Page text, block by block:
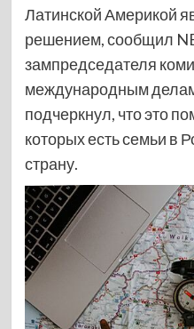
Латинской Америкой
решением, сообщил
зампредседателя
международным
подчеркнул, что это
которых есть семьи в
страну.